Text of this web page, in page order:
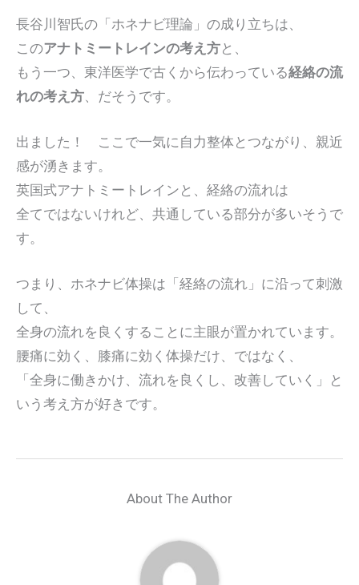
長谷川智氏の「ホネナビ理論」の成り立ちは、
このアナトミートレインの考え方と、
もう一つ、東洋医学で古くから伝わっている経絡の流
れの考え方 、だそうです。
出ました！ ここで一気に自力整体とつながり、親近
感が湧きます。
英国式アナトミートレインと、経絡の流れは
全てではないけれど、共通している部分が多いそうで
す。
つまり、ホネナビ体操は「経絡の流れ」に沿って刺激
して、
全身の流れを良くすることに主眼が置かれています。
腰痛に効く、膝痛に効く体操だけ、ではなく、
「全身に働きかけ、流れを良くし、改善していく」と
いう考え方が好きです。
About The Author